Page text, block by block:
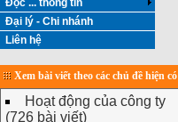
Đọc ... thông tin
Đại lý - Chi nhánh
Liên hệ
Xem bài viết theo các chủ đề hiện có
Hoạt động của công ty
(726 bài viết)